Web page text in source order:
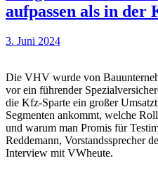
aufpassen als in
3. Juni 2024
Die VHV wurde von
vor ein führender
die Kfz-Sparte ein großer
Segmenten ankommt, welche
und warum man Promis für
Reddemann, Vorstandssprecher
Interview mit VWheute.